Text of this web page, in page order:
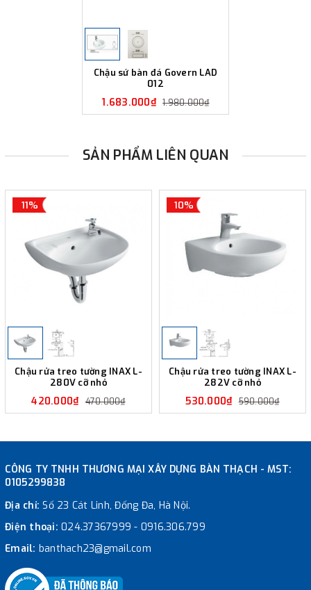
Chậu sứ bàn đá Govern LAD
012
1.683.000₫ 1.980.000₫
SẢN PHẨM LIÊN QUAN
11%
Chậu rửa treo tường INAX L-
280V cỡ nhỏ
420.000₫ 470.000₫
10%
Chậu rửa treo tường INAX L-
282V cỡ nhỏ
530.000₫ 590.000₫
CÔNG TY TNHH THƯƠNG MẠI XÂY DỰNG BÀN THẠCH - MST:
0105299838
Địa chỉ:Số 23 Cát Linh, Đống Đa, Hà Nội.
Điện thoại: 024.37367999 - 0916.306.799
Email: banthach23@gmail.com